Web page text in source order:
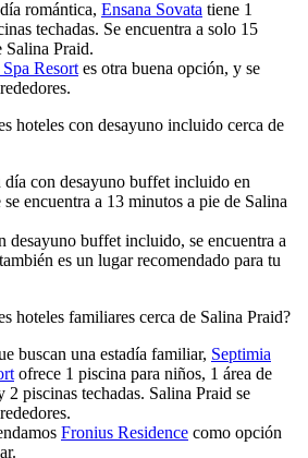
romántica, Ensana Sovata tiene 1
techadas. Se encuentra a solo 15
Salina Praid.
Resort es otra buena opción, y se
hoteles con desayuno incluido cerca de
día con desayuno buffet incluido en
se encuentra a 13 minutos a pie de Salina
desayuno buffet incluido, se encuentra a
es un lugar recomendado para tu
hoteles familiares cerca de Salina Praid?
buscan una estadía familiar, Septimia
ofrece 1 piscina para niños, 1 área de
2 piscinas techadas. Salina Praid se
Fronius Residence como opción